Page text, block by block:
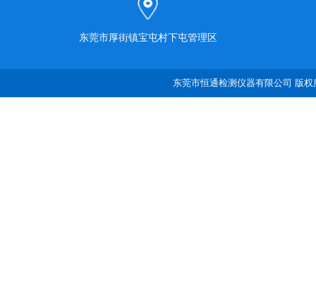
东莞市厚街镇宝屯村下屯管理区
东莞市恒通检测仪器有限公司 版